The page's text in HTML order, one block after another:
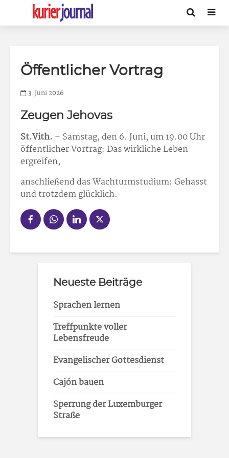
Öffentlicher Vortrag
3. Juni 2026
Zeugen Jehovas
St.Vith. – Samstag, den 6. Juni, um 19.00 Uhr
öffentlicher Vortrag: Das wirkliche Leben
ergreifen,
anschließend das Wachturmstudium: Gehasst
und trotzdem glücklich.
Neueste Beiträge
Sprachen lernen
Treffpunkte voller
Lebensfreude
Evangelischer Gottesdienst
Cajón bauen
Sperrung der Luxemburger
Straße